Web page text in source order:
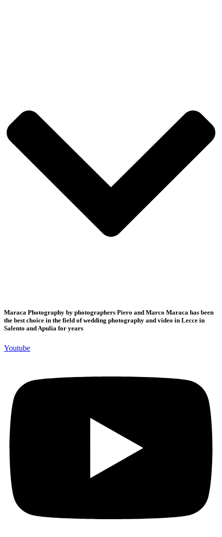
Maraca Photography by photographers Piero and Marco Maraca has been
the best choice in the field of wedding photography and video in Lecce in
Salento and Apulia for years
Youtube